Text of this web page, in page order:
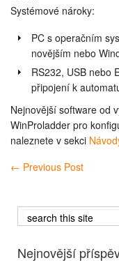
Systémové nároky:
PC s operačním
novějším nebo
RS232, USB nebo
připojení k
Nejnovější software od
WinProladder pro
naleznete v sekci
← Previous Post
Nejnovější